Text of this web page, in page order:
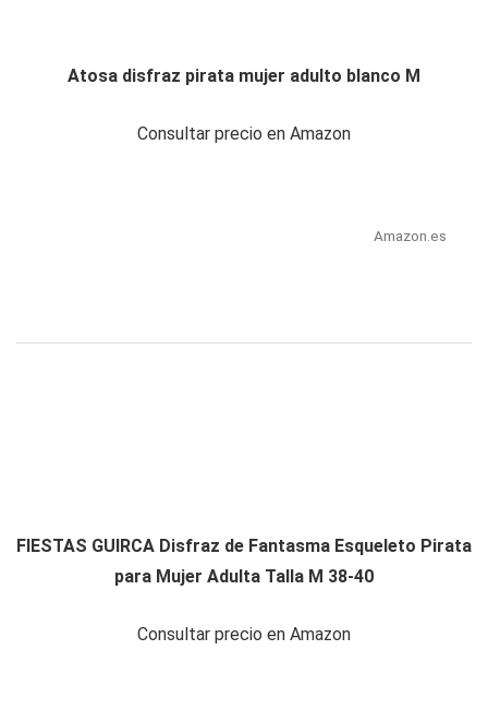
Atosa disfraz pirata mujer adulto blanco M
Consultar precio en Amazon
Amazon.es
FIESTAS GUIRCA Disfraz de Fantasma Esqueleto Pirata
para Mujer Adulta Talla M 38-40
Consultar precio en Amazon